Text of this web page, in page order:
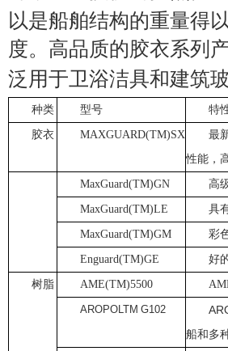
以是船舶结构的重量得
度。高品质的胶衣系列
泛用于卫浴洁具和建筑
种类 型号 特
胶衣 MAXGUARD(TM)SX
最
性能，
MaxGuard(TM)GN 高
MaxGuard(TM)LE 具
MaxGuard(TM)GM 彩
Enguard(TM)GE 好
树脂 AME(TM)5500
AROPOLTM G102 A
船和多